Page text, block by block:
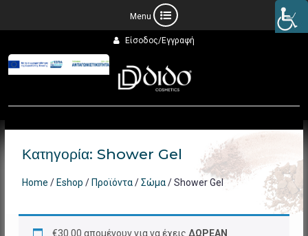
στο
περιεχόμενο
Είσοδος/Εγγραφή
Κατηγορία: Shower Gel
Home / Eshop / Προϊόντα/Σώμα/ Shower Gel
€30.00 απομένουν για να έχεις ΔΩΡΕΑΝ